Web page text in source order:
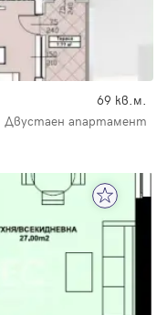
69 кв.м.
Двустаен апартамент